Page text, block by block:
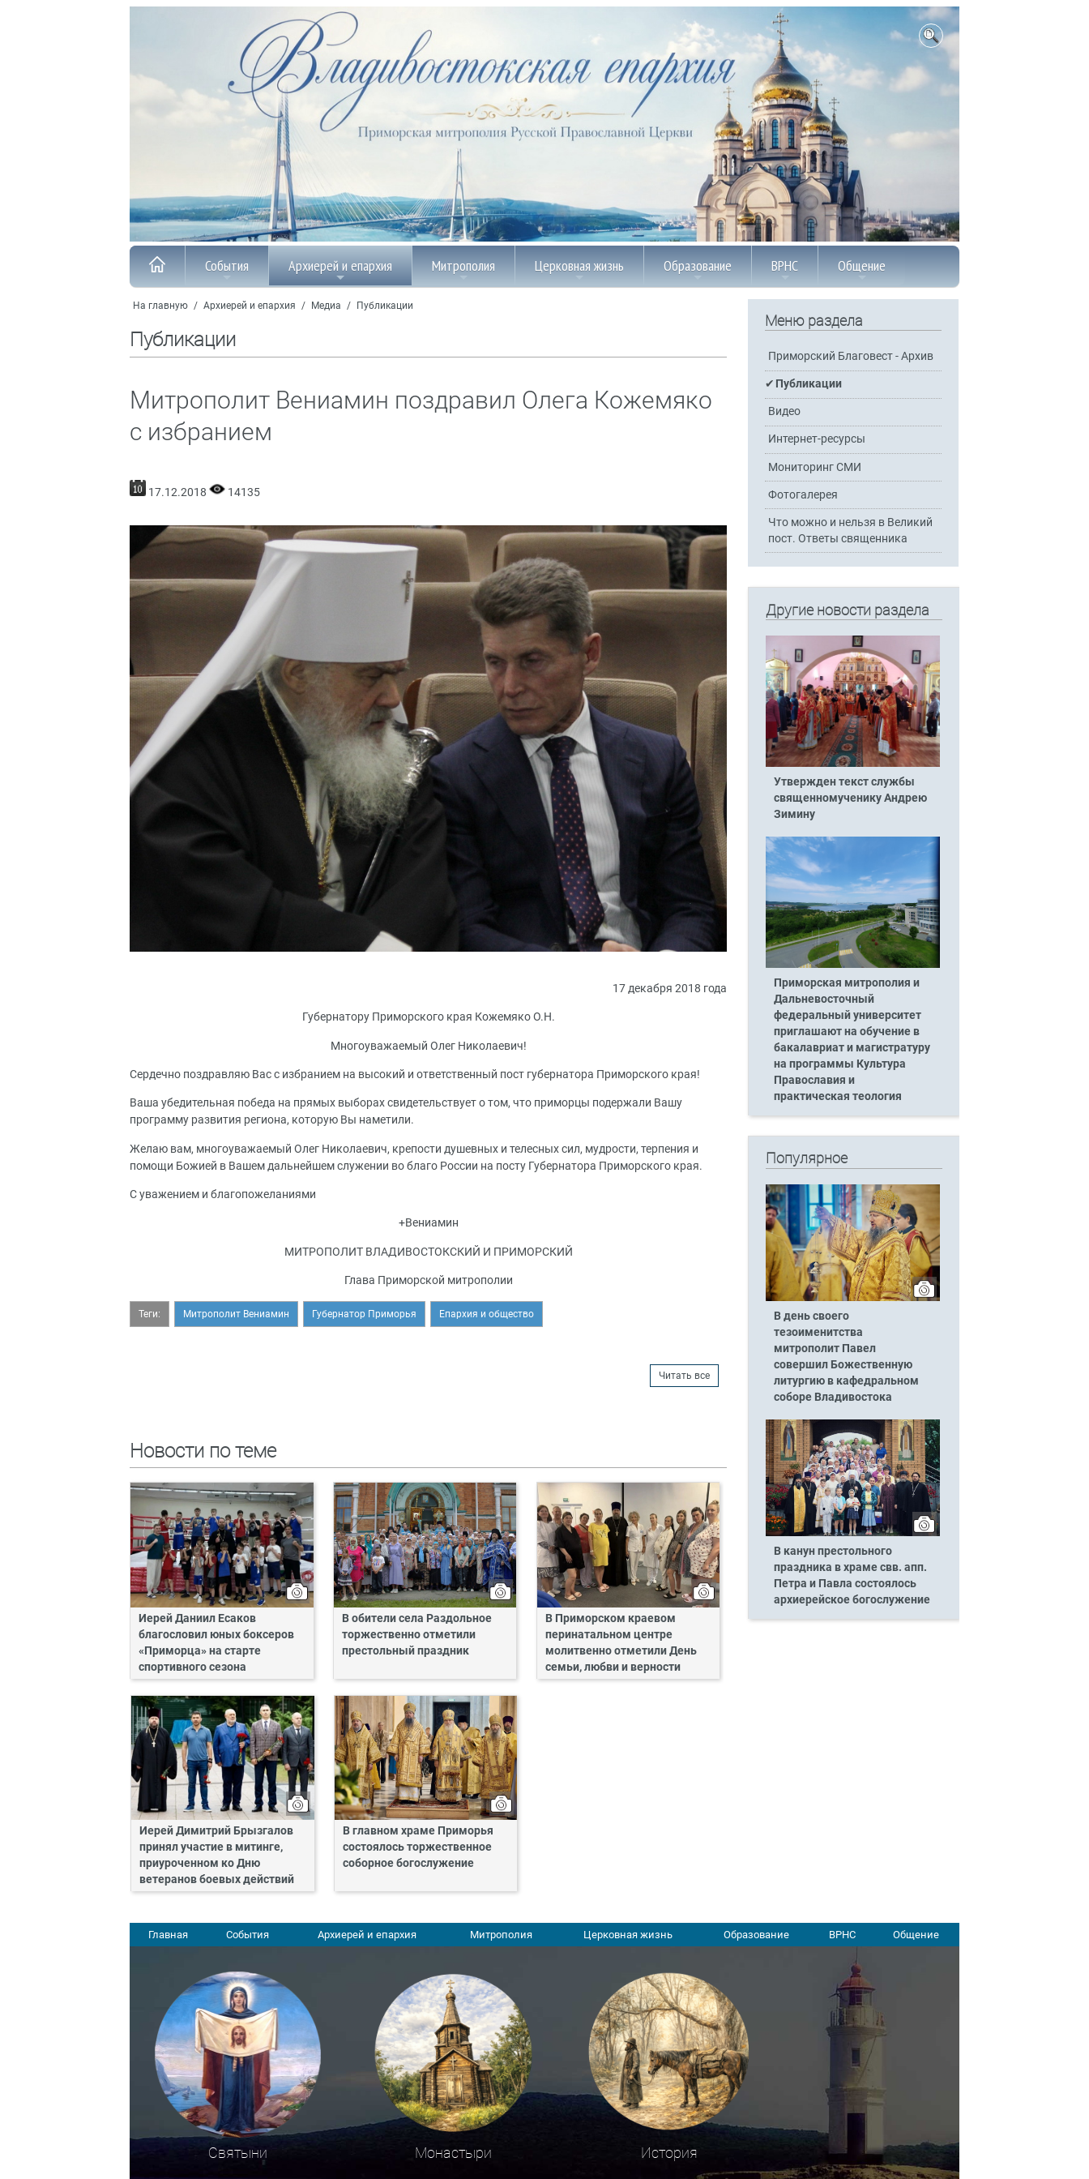
События Архиерей и епархия Митрополия Церковная жизнь Образование ВРНС Общение
На главную / Архиерей и епархия / Медиа / Публикации
Публикации
Митрополит Вениамин поздравил Олега Кожемяко
с избранием
17.12.2018 14135
17 декабря 2018 года
Губернатору Приморского края Кожемяко О.Н.
Многоуважаемый Олег Николаевич!
Сердечно поздравляю Вас с избранием на высокий и ответственный пост губернатора Приморского края!
Ваша убедительная победа на прямых выборах свидетельствует о том, что приморцы подержали Вашу
программу развития региона, которую Вы наметили.
Желаю вам, многоуважаемый Олег Николаевич, крепости душевных и телесных сил, мудрости, терпения и
помощи Божией в Вашем дальнейшем служении во благо России на посту Губернатора Приморского края.
С уважением и благопожеланиями
+Вениамин
МИТРОПОЛИТ ВЛАДИВОСТОКСКИЙ И ПРИМОРСКИЙ
Глава Приморской митрополии
Теги: Митрополит Вениамин Губернатор Приморья Епархия и общество
Читать все
Новости по теме
Иерей Даниил Есаков
благословил юных боксеров
«Приморца» на старте
спортивного сезона
В обители села Раздольное
торжественно отметили
престольный праздник
В Приморском краевом
перинатальном центре
молитвенно отметили День
семьи, любви и верности
Иерей Димитрий Брызгалов
принял участие в митинге,
приуроченном ко Дню
ветеранов боевых действий
В главном храме Приморья
состоялось торжественное
соборное богослужение
Меню раздела
Приморский Благовест - Архив
Публикации
Видео
Интернет-ресурсы
Мониторинг СМИ
Фотогалерея
Что можно и нельзя в Великий
пост. Ответы священника
Другие новости раздела
Утвержден текст службы
священномученику Андрею
Зимину
Приморская митрополия и
Дальневосточный
федеральный университет
приглашают на обучение в
бакалавриат и магистратуру
на программы Культура
Православия и
практическая теология
Популярное
В день своего
тезоименитства
митрополит Павел
совершил Божественную
литургию в кафедральном
соборе Владивостока
В канун престольного
праздника в храме свв. апп.
Петра и Павла состоялось
архиерейское богослужение
Главная События Архиерей и епархия Митрополия Церковная жизнь Образование ВРНС Общение
Святыни Монастыри История